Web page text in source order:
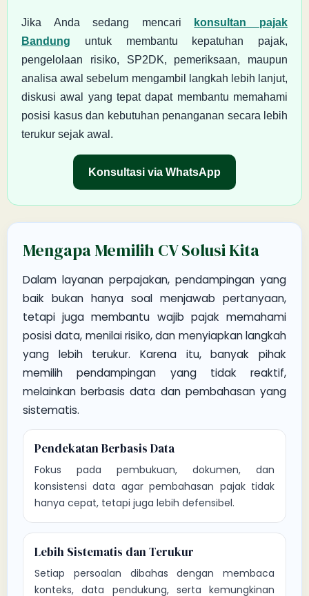
Jika Anda sedang mencari
konsultan pajak
Bandung untuk membantu kepatuhan pajak,
pengelolaan risiko, SP2DK, pemeriksaan, maupun
analisa awal sebelum mengambil langkah lebih lanjut,
diskusi awal yang tepat dapat membantu memahami
posisi kasus dan kebutuhan penanganan secara lebih
terukur sejak awal.
Konsultasi via WhatsApp
Mengapa Memilih CV Solusi Kita
Dalam layanan perpajakan, pendampingan yang
baik bukan hanya soal menjawab pertanyaan,
tetapi juga membantu wajib pajak memahami
posisi data, menilai risiko, dan menyiapkan langkah
yang lebih terukur. Karena itu, banyak pihak
memilih pendampingan yang tidak reaktif,
melainkan berbasis data dan pembahasan yang
sistematis.
Pendekatan Berbasis Data
Fokus pada pembukuan, dokumen, dan
konsistensi data agar pembahasan pajak tidak
hanya cepat, tetapi juga lebih defensibel.
Lebih Sistematis dan Terukur
Setiap persoalan dibahas dengan membaca
konteks, data pendukung, serta kemungkinan